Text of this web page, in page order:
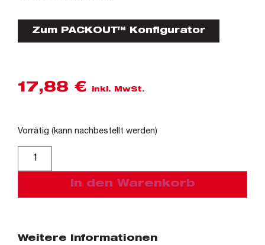
Zum PACKOUT™ Konfigurator
17,88 € inkl. MwSt.
Vorrätig (kann nachbestellt werden)
In den Warenkorb
Weitere Informationen